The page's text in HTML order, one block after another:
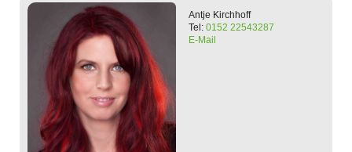
Antje Kirchhoff
Tel: 0152 22543287
E-Mail